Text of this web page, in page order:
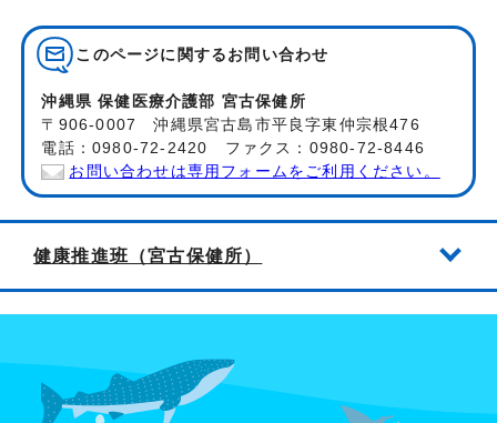
このページに関する お問い合わせ
沖縄県 保健医療介護部 宮古保健所
〒906-0007 沖縄県宮古島市平良字東仲宗根476
電話：0980-72-2420 ファクス：0980-72-8446
お問い合わせは専用フォームをご利用ください。
健康推進班（宮古保健所）